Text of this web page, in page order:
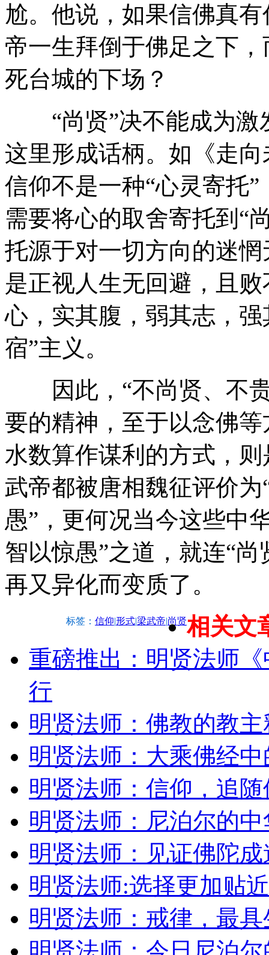
尬。他说，如果信佛真
帝一生拜倒于佛足之下
死台城的下场？
“尚贤”决不能成为激
这里形成话柄。如《走
信仰不是一种“心灵寄托
需要将心的取舍寄托到“
托源于对一切方向的迷
是正视人生无回避，且
心，实其腹，弱其志，
宿”主义。
因此，“不尚贤、不贵
要的精神，至于以念佛
水数算作谋利的方式，
武帝都被唐相魏征评价
愚”，更何况当今这些中
智以惊愚”之道，就连“
再又异化而变质了。
标签： 信仰|形式|梁武帝|尚贤相关文
重磅推出：明贤法师
行
明贤法师：佛教的教
明贤法师：大乘佛经中
明贤法师：信仰，追
明贤法师：尼泊尔的中
明贤法师：见证佛陀
明贤法师:选择更加贴
明贤法师：戒律，最